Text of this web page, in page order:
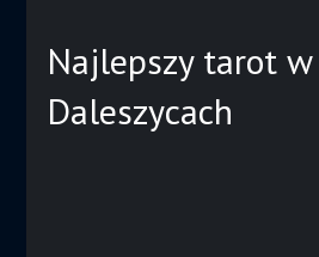
Najlepszy tarot w
Daleszycach